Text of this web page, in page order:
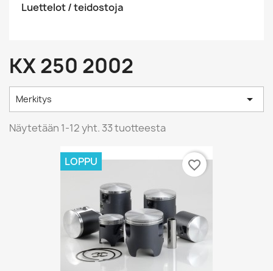
Luettelot / teidostoja
KX 250 2002
Merkitys 
Näytetään 1-12 yht. 33 tuotteesta
LOPPU favorite_border